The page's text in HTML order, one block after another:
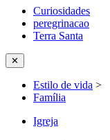
Curiosidades
peregrinacao
Terra Santa
✕
Estilo de vida >
Família
Igreja